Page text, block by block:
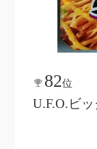
82位
U.F.O.ビ